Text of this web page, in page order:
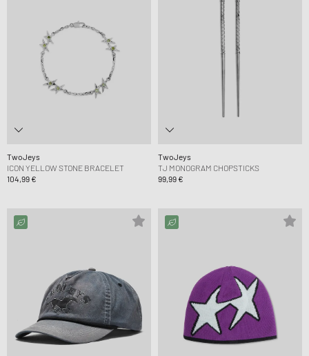
TwoJeys
ICON YELLOW STONE BRACELET
104,99 €
TwoJeys
TJ MONOGRAM CHOPSTICKS
99,99 €